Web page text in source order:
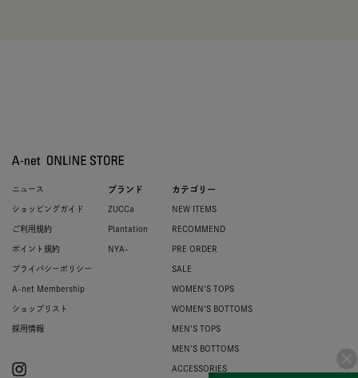
ニュース
ショッピングガイド
ご利用規約
ポイント規約
プライバシーポリシー
A-net Membership
ショップリスト
採用情報
ブランド
ZUCCa
Plantation
NYA-
カテゴリー
NEW ITEMS
RECOMMEND
PRE ORDER
SALE
WOMEN'S TOPS
WOMEN'S BOTTOMS
MEN'S TOPS
MEN'S BOTTOMS
ACCESSORIES